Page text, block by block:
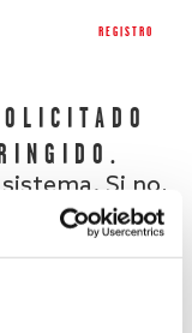
REGISTRO
Si no,